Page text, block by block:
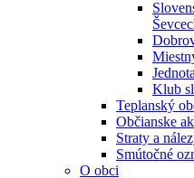
Klub
Teplanský
Občianske
Straty a
Smútočné
O obci